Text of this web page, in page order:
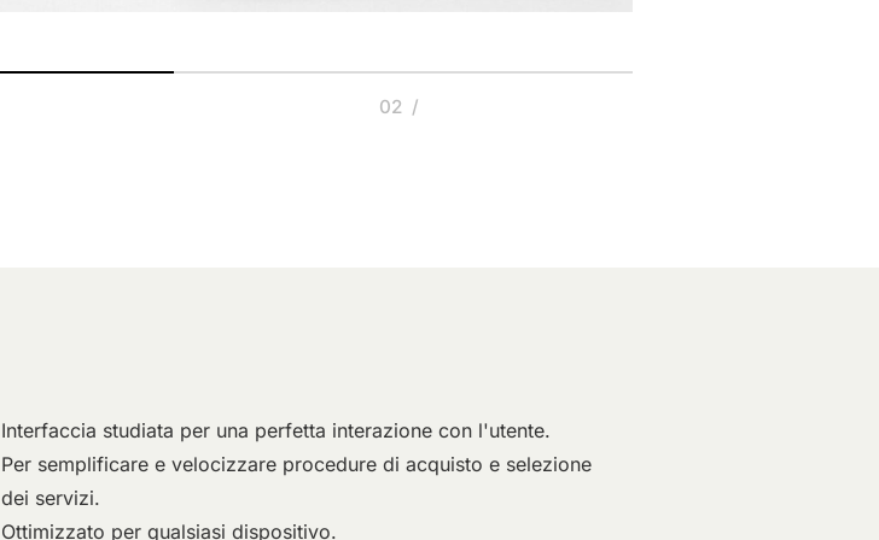
02 /
Interfaccia studiata per una perfetta interazione con l'utente.
Per semplificare e velocizzare procedure di acquisto e selezione
dei servizi.
Ottimizzato per qualsiasi dispositivo.